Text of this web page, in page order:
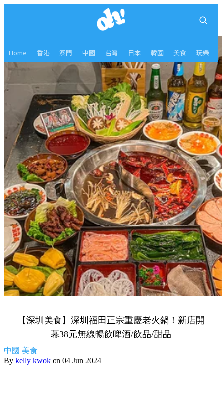
Home 香港 澳門 中國 台灣 日本 韓國 美食 玩樂
【深圳美食】深圳福田正宗重慶老火鍋！新店開
幕38元無線暢飲啤酒/飲品/甜品
中國 美食
By kelly kwok on 04 Jun 2024